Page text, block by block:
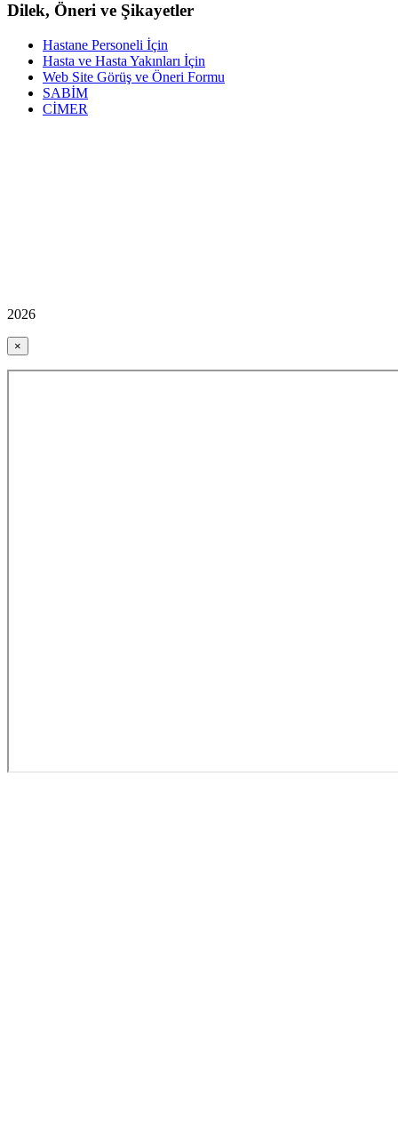
Dilek, Öneri ve Şikayetler
Hastane Personeli İçin
Hasta ve Hasta Yakınları İçin
Web Site Görüş ve Öneri Formu
SABİM
CİMER
2026
×